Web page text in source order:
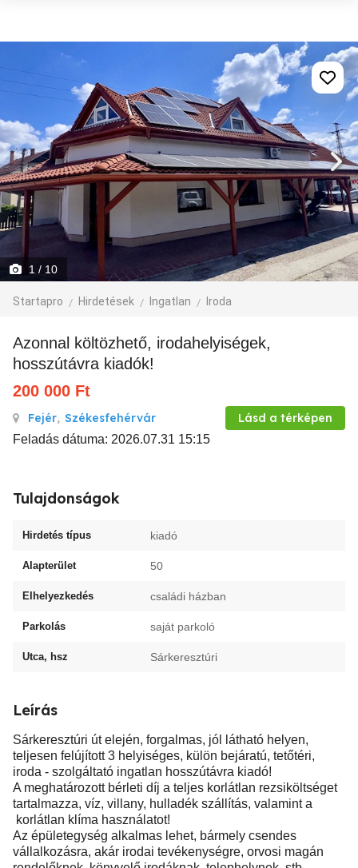
1 / 10
Startapro Hirdetések Ingatlan Iroda
Azonnal költözhető, irodahelyiségek,
hosszútávra kiadók!
200 000 Ft
Fejér, Székesfehérvár Lásd a térképen
Feladás dátuma: 2026.07.31 15:15
Tulajdonságok
Hirdetés típus kiadó
Alapterület 50
Elhelyezkedés családi házban
Parkolás saját parkoló
Utca, hsz Sárkeresztúri
Leírás
Sárkeresztúri út elején, forgalmas, jól látható helyen,
teljesen felújított 3 helyiséges, külön bejáratú, tetőtéri,
iroda - szolgáltató ingatlan hosszútávra kiadó!
A meghatározott bérleti díj a teljes korlátlan rezsiköltséget
tartalmazza, víz, villany, hulladék szállítás, valamint a
korlátlan klíma használatot!
Az épületegység alkalmas lehet, bármely csendes
vállalkozásra, akár irodai tevékenységre, orvosi magán